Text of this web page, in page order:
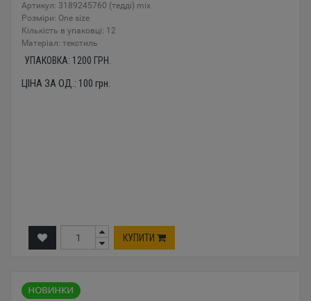
Артикул: 3189245760 (тедді) mix
Розміри: One size
Кількість в упаковці: 12
Mатеріал: текстиль
УПАКОВКА: 1200 ГРН.
ЦІНА ЗА ОД.: 100 грн.
КУПИТИ